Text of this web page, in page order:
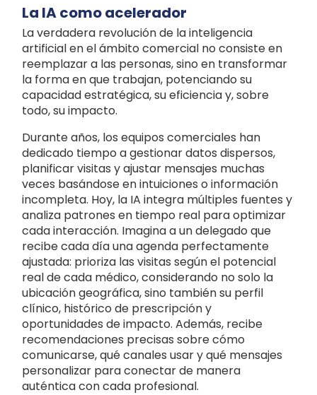
La IA como acelerador
La verdadera revolución de la inteligencia
artificial en el ámbito comercial no consiste en
reemplazar a las personas, sino en transformar
la forma en que trabajan, potenciando su
capacidad estratégica, su eficiencia y, sobre
todo, su impacto.
Durante años, los equipos comerciales han
dedicado tiempo a gestionar datos dispersos,
planificar visitas y ajustar mensajes muchas
veces basándose en intuiciones o información
incompleta. Hoy, la IA integra múltiples fuentes y
analiza patrones en tiempo real para optimizar
cada interacción. Imagina a un delegado que
recibe cada día una agenda perfectamente
ajustada: prioriza las visitas según el potencial
real de cada médico, considerando no solo la
ubicación geográfica, sino también su perfil
clínico, histórico de prescripción y
oportunidades de impacto. Además, recibe
recomendaciones precisas sobre cómo
comunicarse, qué canales usar y qué mensajes
personalizar para conectar de manera
auténtica con cada profesional.